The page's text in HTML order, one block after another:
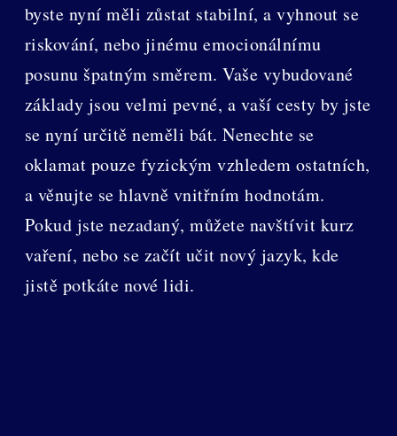
byste nyní měli zůstat stabilní, a vyhnout se
riskování, nebo jinému emocionálnímu
posunu špatným směrem. Vaše vybudované
základy jsou velmi pevné, a vaší cesty by jste
se nyní určitě neměli bát. Nenechte se
oklamat pouze fyzickým vzhledem ostatních,
a věnujte se hlavně vnitřním hodnotám.
Pokud jste nezadaný, můžete navštívit kurz
vaření, nebo se začít učit nový jazyk, kde
jistě potkáte nové lidi.